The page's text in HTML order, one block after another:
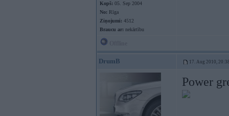
Kopš: 05. Sep 2004
No: Rīga
Ziņojumi: 4512
Braucu ar: nekārtību
DrumB 17. Aug 2010,
Power